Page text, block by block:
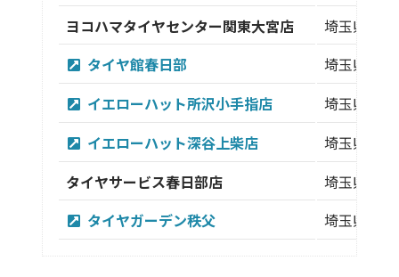
ヨコハマタイヤセンター関東大宮店
埼玉県
タイヤ館春日部
埼玉県
イエローハット所沢小手指店
埼玉県
イエローハット深谷上柴店
埼玉県
タイヤサービス春日部店
埼玉県
タイヤガーデン秩父
埼玉県